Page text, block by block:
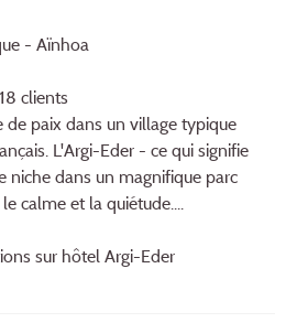
- Aïnhoa
clients
de paix dans un village typique
L'Argi-Eder - ce qui signifie
niche dans un magnifique parc
calme et la quiétude....
sur hôtel Argi-Eder